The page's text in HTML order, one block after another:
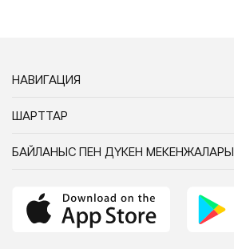
НАВИГАЦИЯ
ШАРТТАР
БАЙЛАНЫС ПЕН ДҮКЕН МЕКЕНЖАЛАРЫ